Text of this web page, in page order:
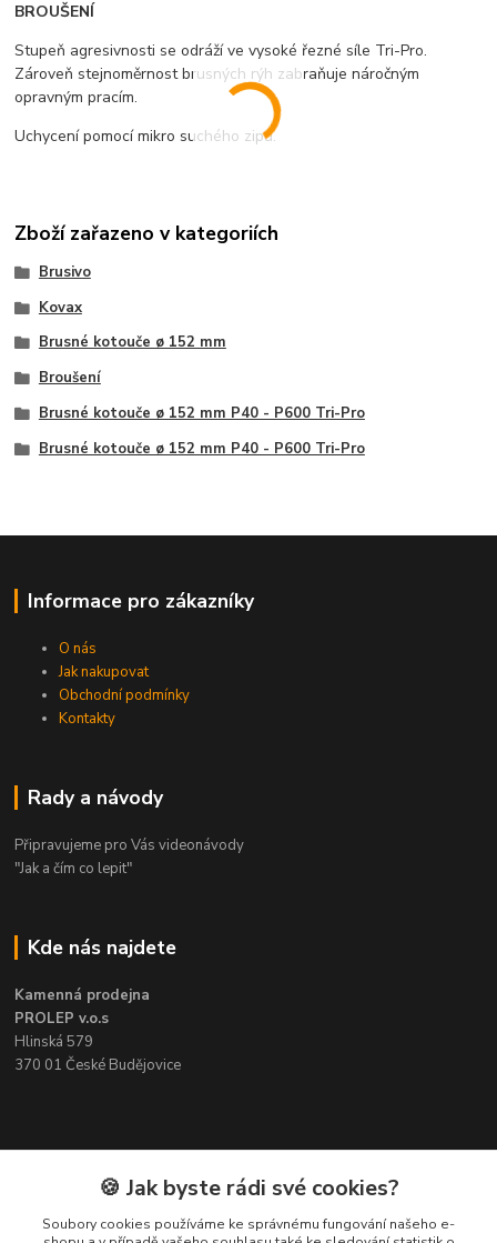
BROUŠENÍ
Stupeň agresivnosti se odráží ve vysoké řezné síle Tri-Pro.
Zároveň stejnoměrnost brusných rýh zabraňuje náročným
opravným pracím.
Uchycení pomocí mikro suchého zipu.
Zboží zařazeno v kategoriích
Brusivo
Kovax
Brusné kotouče ø 152 mm
Broušení
Brusné kotouče ø 152 mm P40 - P600 Tri-Pro
Brusné kotouče ø 152 mm P40 - P600 Tri-Pro
Informace pro zákazníky
O nás
Jak nakupovat
Obchodní podmínky
Kontakty
Rady a návody
Připravujeme pro Vás videonávody
"Jak a čím co lepit"
Kde nás najdete
Kamenná prodejna
PROLEP v.o.s
Hlinská 579
370 01 České Budějovice
Kontakt
Pavel Šedivý
🍪 Jak byste rádi své cookies?
Soubory cookies používáme ke správnému fungování našeho e-